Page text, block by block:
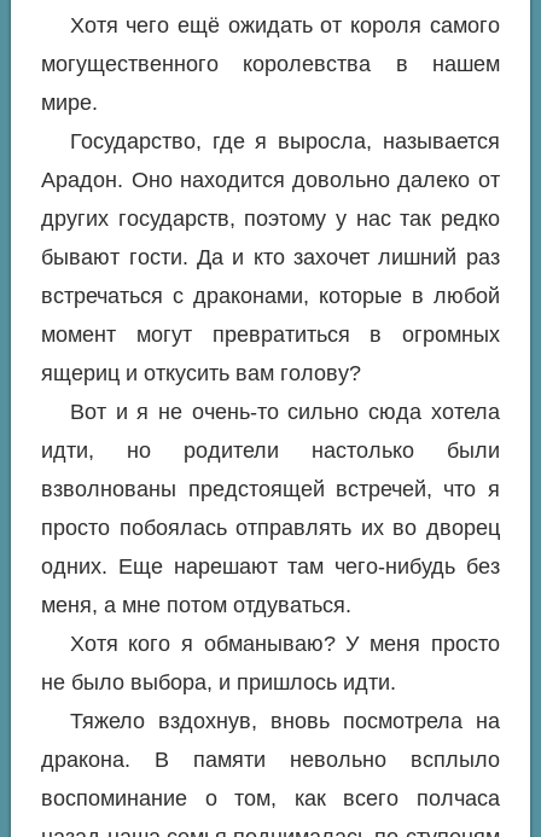
Хотя чего ещё ожидать от короля самого
могущественного королевства в нашем
мире.
Государство, где я выросла, называется
Арадон. Оно находится довольно далеко от
других государств, поэтому у нас так редко
бывают гости. Да и кто захочет лишний раз
встречаться с драконами, которые в любой
момент могут превратиться в огромных
ящериц и откусить вам голову?
Вот и я не очень-то сильно сюда хотела
идти, но родители настолько были
взволнованы предстоящей встречей, что я
просто побоялась отправлять их во дворец
одних. Еще нарешают там чего-нибудь без
меня, а мне потом отдуваться.
Хотя кого я обманываю? У меня просто
не было выбора, и пришлось идти.
Тяжело вздохнув, вновь посмотрела на
дракона. В памяти невольно всплыло
воспоминание о том, как всего полчаса